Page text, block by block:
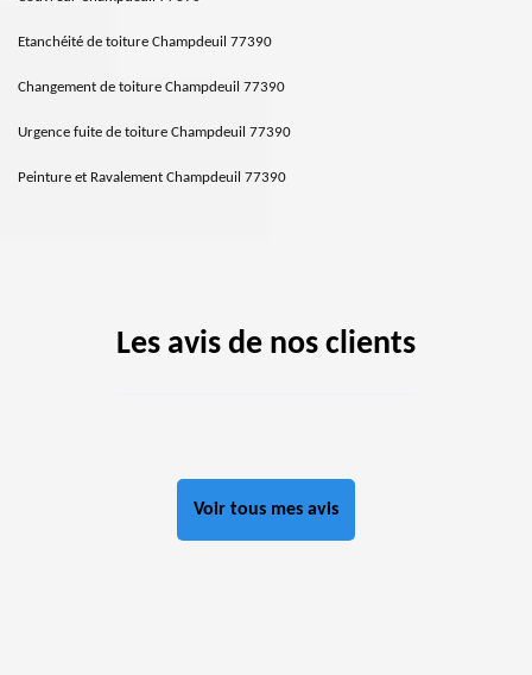
Etanchéité de toiture Champdeuil 77390
Changement de toiture Champdeuil 77390
Urgence fuite de toiture Champdeuil 77390
Peinture et Ravalement Champdeuil 77390
Les avis de nos clients
Voir tous mes avis